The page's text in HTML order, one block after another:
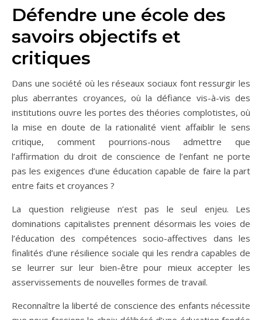
Défendre une école des
savoirs objectifs et
critiques
Dans une société où les réseaux sociaux font ressurgir les
plus aberrantes croyances, où la défiance vis-à-vis des
institutions ouvre les portes des théories complotistes, où
la mise en doute de la rationalité vient affaiblir le sens
critique, comment pourrions-nous admettre que
l’affirmation du droit de conscience de l’enfant ne porte
pas les exigences d’une éducation capable de faire la part
entre faits et croyances ?
La question religieuse n’est pas le seul enjeu. Les
dominations capitalistes prennent désormais les voies de
l’éducation des compétences socio-affectives dans les
finalités d’une résilience sociale qui les rendra capables de
se leurrer sur leur bien-être pour mieux accepter les
asservissements de nouvelles formes de travail.
Reconnaître la liberté de conscience des enfants nécessite